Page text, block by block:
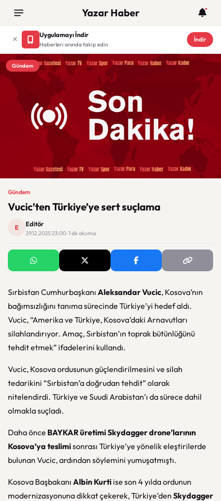
Yazar Haber
Uygulamayı İndir
Haberleri anında takip edin
İndir
Gündem
Gündem
Vucic’ten Türkiye’ye sert suçlama
E Editör
29.12.2025 23:00 · 1 dk okuma
Sırbistan Cumhurbaşkanı Aleksandar Vucic, Kosova’nın
bağımsızlığını tanıma sürecinde Türkiye’yi hedef aldı.
Vucic, “Amerika ve Türkiye, Kosova’daki Arnavutları
silahlandırıyor. Amaç, Sırbistan’ın toprak bütünlüğünü
tehdit etmek” ifadelerini kullandı.
Vucic, Kosova ordusunun güçlendirilmesini ve silah
tedarikini “Sırbistan’a doğrudan tehdit” olarak
nitelendirdi. Türkiye ve Suudi Arabistan’ı da sürece dahil
olmakla suçladı.
Daha önce BAYKAR üretimi Skydagger drone’larının
Kosova’ya teslimisonrası Türkiye’ye yönelik eleştirilerde
bulunan Vucic, ardından söylemini yumuşatmıştı.
Kosova Başbakanı Albin Kurti ise son 4 yılda ordunun
modernizasyonuna dikkat çekerek, Türkiye’den Skydagger